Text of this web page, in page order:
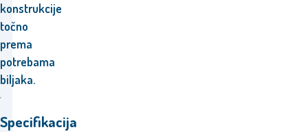
konstrukcije
točno
prema
potrebama
biljaka.
Specifikacija